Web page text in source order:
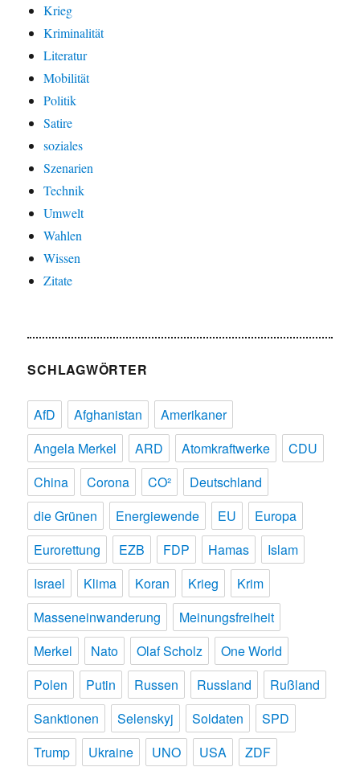
Krieg
Kriminalität
Literatur
Mobilität
Politik
Satire
soziales
Szenarien
Technik
Umwelt
Wahlen
Wissen
Zitate
SCHLAGWÖRTER
AfD Afghanistan
Amerikaner
Angela Merkel
ARD Atomkraftwerke
CDU
China
Corona CO²
Deutschland
die Grünen
Energiewende EU
Europa
Eurorettung
EZB FDP Hamas
Islam
Israel
Klima Koran Krieg
Krim
Masseneinwanderung
Meinungsfreiheit
Merkel
Nato Olaf Scholz
One World
Polen
Putin Russen Russland
Rußland
Sanktionen
Selenskyj Soldaten
SPD
Trump
Ukraine UNO USA ZDF